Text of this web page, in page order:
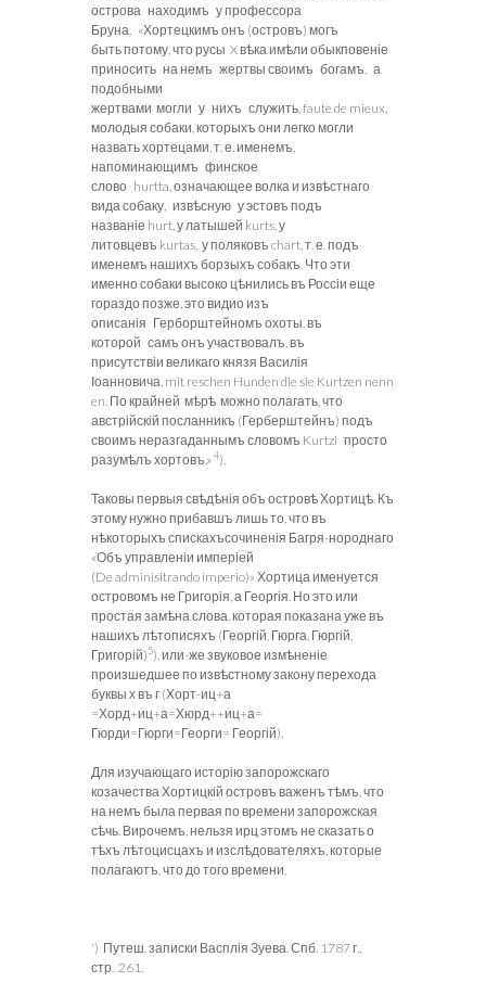
острова находимъ у профессора
Бруна. «Хортецкимъ онъ (островъ) могъ
быть потому, что русы X вѣка имѣли обыкповеніе
приносить на немъ жертвы своимъ богамъ, а
подобными
жертвами могли у нихъ служить, faute de mieux,
молодыя собаки, которыхъ они легко могли
назвать хортецами, т. е. именемъ,
напоминающимъ финское
слово hurtta, означающее волка и извѣстнаго
вида собаку, извѣсную у эстовъ подъ
названіе hurt, у латышей kurts, у
литовцевъ kurtas, у поляковъ chart, т. е. подъ
именемъ нашихъ борзыхъ собакъ. Что эти
именно собаки высоко цѣнились въ Россіи еще
гораздо позже, это видио изъ
описанія Герборштейномъ охоты, въ
которой самъ онъ участвовалъ, въ
присутствіи великаго князя Василія
Іоанновича, mit reschen Hunden die sie Kurtzen nenn
en. По крайней мѣрѣ можно полагать, что
австрійскій посланникъ (Герберштейнъ) подъ
своимъ неразгаданнымъ словомъ Kurtzi просто
разумѣлъ хортовъ.» 4).
Таковы первыя свѣдѣнія объ островѣ Хортицѣ. Къ
этому нужно прибавшъ лишьто, что въ
нѣкоторыхъ спискахъсочиненія Багря-нороднаго
«Объ управленіи имперіей
(De adminisitrando imperio)» Хортица именуется
островомъ не Григорія, а Георгія. Но это или
простая замѣна слова, которая показана уже въ
нашихъ лѣтописяхъ (Георгій, Гюрга, Гюргій,
Григорій)5), или-же звуковое измѣненіе
произшедшее по извѣстному закону перехода
буквы х въ г (Хорт-иц+а
=Хорд+иц+а=Хюрд++иц+а=
Гюрди=Гюрги=Георги= Георгій).
Для изучающаго исторію запорожскаго
козачества Хортицкій островъ важенъ тѣмъ, что
на немъ была первая по времени запорожская
сѣчь. Вирочемъ, нельзя ирц этомъ не сказать о
тѣхъ лѣтоцисцахъ и изслѣдователяхъ, которые
полагаютъ, что до того времени,
‘) Путеш. записки Васплія Зуева. Спб. 1787 г.,
стр. 261.